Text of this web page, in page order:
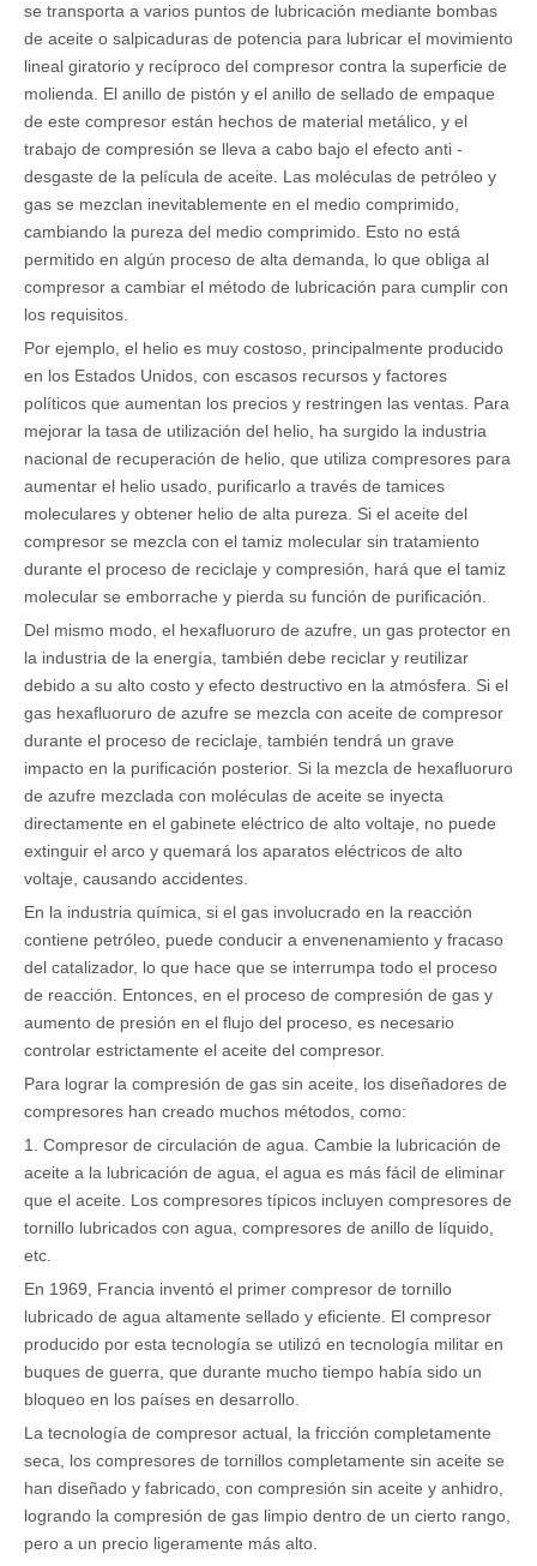
se transporta a varios puntos de lubricación mediante bombas
de aceite o salpicaduras de potencia para lubricar el movimiento
lineal giratorio y recíproco del compresor contra la superficie de
molienda. El anillo de pistón y el anillo de sellado de empaque
de este compresor están hechos de material metálico, y el
trabajo de compresión se lleva a cabo bajo el efecto anti -
desgaste de la película de aceite. Las moléculas de petróleo y
gas se mezclan inevitablemente en el medio comprimido,
cambiando la pureza del medio comprimido. Esto no está
permitido en algún proceso de alta demanda, lo que obliga al
compresor a cambiar el método de lubricación para cumplir con
los requisitos.
Por ejemplo, el helio es muy costoso, principalmente producido
en los Estados Unidos, con escasos recursos y factores
políticos que aumentan los precios y restringen las ventas. Para
mejorar la tasa de utilización del helio, ha surgido la industria
nacional de recuperación de helio, que utiliza compresores para
aumentar el helio usado, purificarlo a través de tamices
moleculares y obtener helio de alta pureza. Si el aceite del
compresor se mezcla con el tamiz molecular sin tratamiento
durante el proceso de reciclaje y compresión, hará que el tamiz
molecular se emborrache y pierda su función de purificación.
Del mismo modo, el hexafluoruro de azufre, un gas protector en
la industria de la energía, también debe reciclar y reutilizar
debido a su alto costo y efecto destructivo en la atmósfera. Si el
gas hexafluoruro de azufre se mezcla con aceite de compresor
durante el proceso de reciclaje, también tendrá un grave
impacto en la purificación posterior. Si la mezcla de hexafluoruro
de azufre mezclada con moléculas de aceite se inyecta
directamente en el gabinete eléctrico de alto voltaje, no puede
extinguir el arco y quemará los aparatos eléctricos de alto
voltaje, causando accidentes.
En la industria química, si el gas involucrado en la reacción
contiene petróleo, puede conducir a envenenamiento y fracaso
del catalizador, lo que hace que se interrumpa todo el proceso
de reacción. Entonces, en el proceso de compresión de gas y
aumento de presión en el flujo del proceso, es necesario
controlar estrictamente el aceite del compresor.
Para lograr la compresión de gas sin aceite, los diseñadores de
compresores han creado muchos métodos, como:
1. Compresor de circulación de agua. Cambie la lubricación de
aceite a la lubricación de agua, el agua es más fácil de eliminar
que el aceite. Los compresores típicos incluyen compresores de
tornillo lubricados con agua, compresores de anillo de líquido,
etc.
En 1969, Francia inventó el primer compresor de tornillo
lubricado de agua altamente sellado y eficiente. El compresor
producido por esta tecnología se utilizó en tecnología militar en
buques de guerra, que durante mucho tiempo había sido un
bloqueo en los países en desarrollo.
La tecnología de compresor actual, la fricción completamente
seca, los compresores de tornillos completamente sin aceite se
han diseñado y fabricado, con compresión sin aceite y anhidro,
logrando la compresión de gas limpio dentro de un cierto rango,
pero a un precio ligeramente más alto.